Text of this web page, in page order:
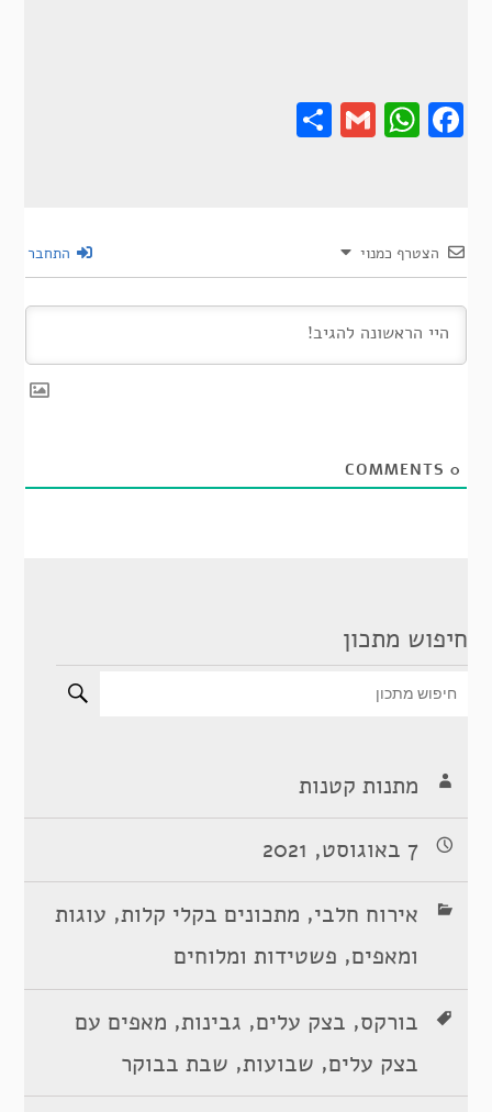
Gmail
Share
הצטרף כמנוי התחבר
0
חיפוש מתכון
מתנות קטנות
7 באוגוסט, 2021
אירוח חלבי, מתכונים בקלי קלות, עוגות
ומאפים, פשטידות ומלוחים
בורקס, בצק עלים, גבינות, מאפים עם
בצק עלים, שבועות, שבת בבוקר